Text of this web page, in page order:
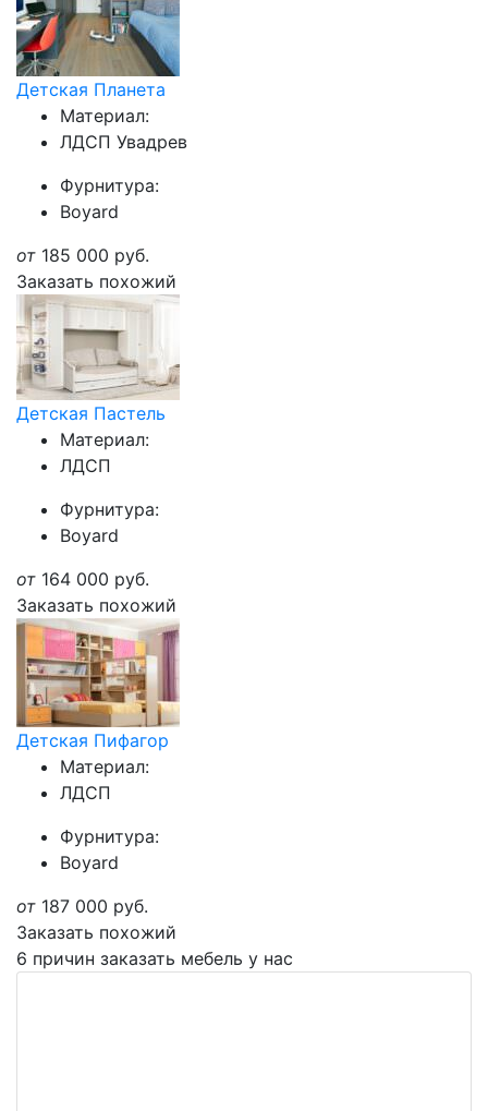
Детская Планета
Материал:
ЛДСП Увадрев
Фурнитура:
Boyard
от 185 000 руб.
Заказать похожий
Детская Пастель
Материал:
ЛДСП
Фурнитура:
Boyard
от 164 000 руб.
Заказать похожий
Детская Пифагор
Материал:
ЛДСП
Фурнитура:
Boyard
от 187 000 руб.
Заказать похожий
6 причин заказать мебель у нас